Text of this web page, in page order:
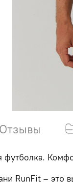
Отзывы
футболка.
RunFit – это